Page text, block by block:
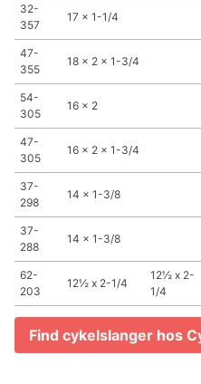
32-
357
17 x 1-1/4
47-
355
18 x 2 x 1-3/4
54-
305
16 x 2
47-
305
16 x 2 x 1-3/4
37-
298
14 x 1-3/8
37-
288
14 x 1-3/8
62-
203
12½ x 2-1/4
12½ x 2-
1/4
Find cykelslanger hos